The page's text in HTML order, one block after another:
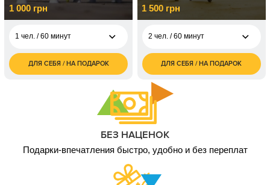
1 000 грн
1 чел. / 60 минут
1 000
грн
2 000
грн
ДЛЯ СЕБЯ / НА ПОДАРОК
1 500 грн
2 чел. / 60 минут
1 500
грн
ДЛЯ СЕБЯ / НА ПОДАРОК
БЕЗ НАЦЕНОК
Подарки-впечатления быстро, удобно и без переплат